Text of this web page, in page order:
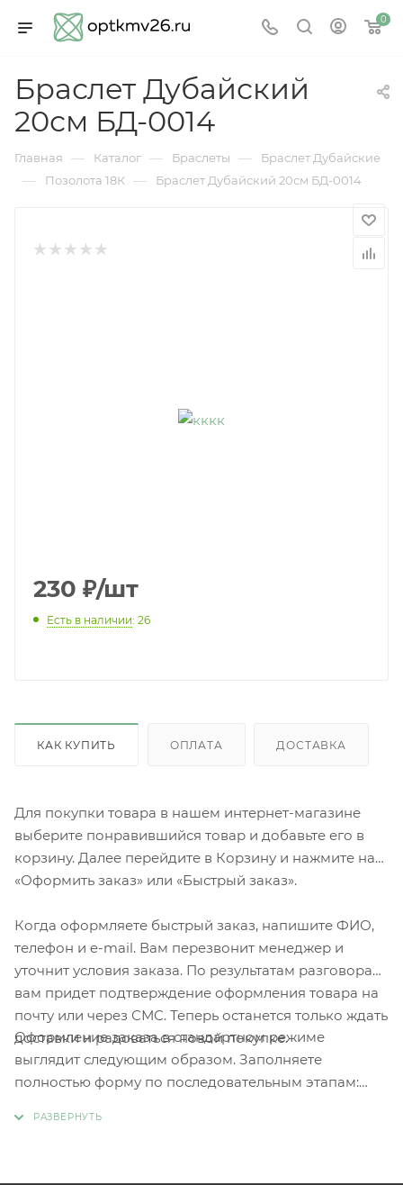
0
Браслет Дубайский
20см БД-0014
Главная — Каталог — Браслеты — Браслет Дубайские
— Позолота 18К — Браслет Дубайский 20см БД-0014
230 ₽/шт
Есть в наличии: 26
КАК КУПИТЬ ОПЛАТА ДОСТАВКА
Для покупки товара в нашем интернет-магазине
выберите понравившийся товар и добавьте его в
корзину. Далее перейдите в Корзину и нажмите на
«Оформить заказ» или «Быстрый заказ».
Когда оформляете быстрый заказ, напишите ФИО,
телефон и e-mail. Вам перезвонит менеджер и
уточнит условия заказа. По результатам разговора
вам придет подтверждение оформления товара на
почту или через СМС. Теперь останется только ждать
доставки и радоваться новой покупке.
Оформление заказа в стандартном режиме
выглядит следующим образом. Заполняете
полностью форму по последовательным этапам: